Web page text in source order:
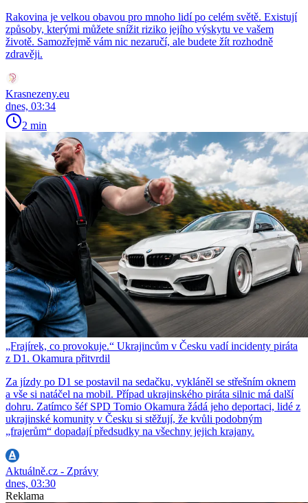
Rakovina je velkou obavou pro mnoho lidí po celém světě. Existují
způsoby, kterými můžete snížit riziko jejího výskytu ve vašem
životě. Samozřejmě vám nic nezaručí, ale budete žít rozhodně
zdravěji.
Krasnezeny.eu
dnes, 03:34
2 min
„Frajírek, co provokuje.“ Ukrajincům v Česku vadí incidenty piráta
z D1. Okamura přitvrdil
Za jízdy po D1 se postavil na sedačku, vykláněl se střešním oknem
a vše si natáčel na mobil. Případ ukrajinského piráta silnic má další
dohru. Zatímco šéf SPD Tomio Okamura žádá jeho deportaci, lidé z
ukrajinské komunity v Česku si stěžují, že kvůli podobným
„frajerům“ dopadají předsudky na všechny jejich krajany.
Aktuálně.cz - Zprávy
dnes, 03:30
Reklama